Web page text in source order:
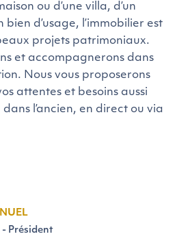
ou d’une villa, d’un
bien d’usage, l’immobilier est
projets patrimoniaux.
et accompagnerons dans
Nous vous proposerons
attentes et besoins aussi
l’ancien, en direct ou via
Président